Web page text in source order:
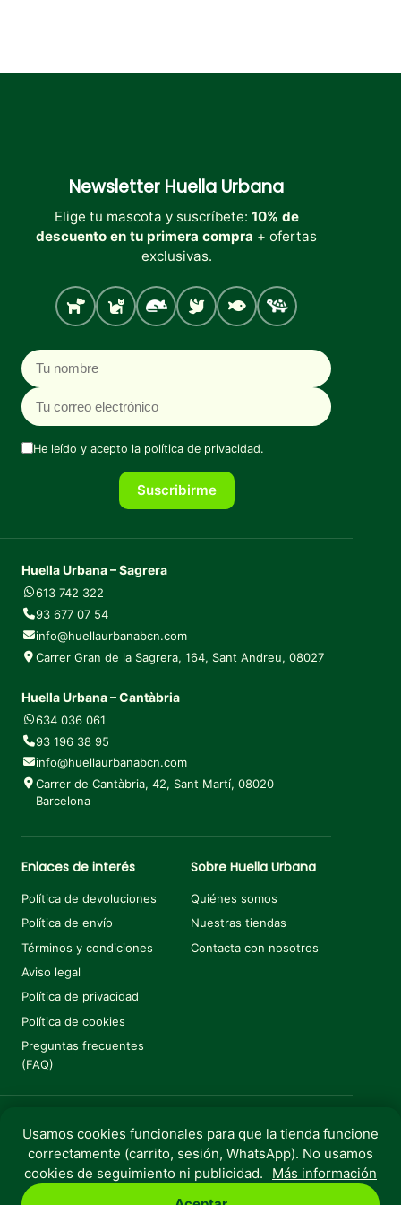
Newsletter Huella Urbana
Elige tu mascota y suscríbete: 10% de
descuento en tu primera compra + ofertas
exclusivas.
Perro Gato Roedores
Aves PecesTortugas
Nombre
Correo electrónico
He leído y acepto la política de privacidad.
Suscribirme
Huella Urbana – Sagrera
613 742 322
93 677 07 54
info@huellaurbanabcn.com
Carrer Gran de la Sagrera, 164, Sant Andreu, 08027
Huella Urbana – Cantàbria
634 036 061
93 196 38 95
info@huellaurbanabcn.com
Carrer de Cantàbria, 42, Sant Martí, 08020
Barcelona
Enlaces de interés
Política de devoluciones
Política de envío
Términos y condiciones
Aviso legal
Política de privacidad
Política de cookies
Preguntas frecuentes
(FAQ)
Sobre Huella Urbana
Quiénes somos
Nuestras tiendas
Contacta con nosotros
Copyright © 2025 Huella Urbana. Todos los derechos
reservados.
Usamos cookies funcionales para que la tienda funcione
correctamente (carrito, sesión, WhatsApp). No usamos
cookies de seguimiento ni publicidad.
Más información
€84,95 Añadir al carrito